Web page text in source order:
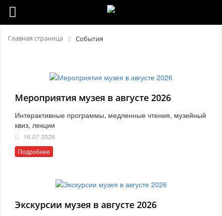
Главная страница События
Мероприятия музея в августе 2026
Интерактивные программы, медленные чтения, музейный
квиз, лекции
16.07.2026
Подробнее
Экскурсии музея в августе 2026